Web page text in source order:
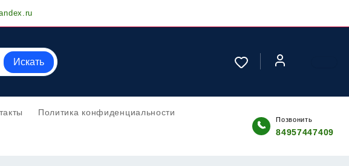
Искать
Политика конфиденциальности
Позвонить
84957447409